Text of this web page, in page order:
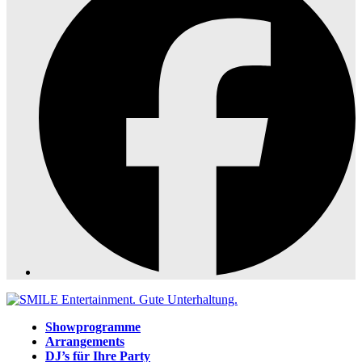
Showprogramme
Arrangements
DJ’s für Ihre Party